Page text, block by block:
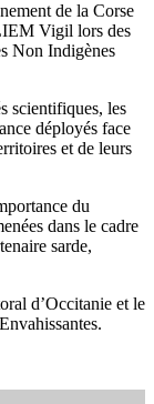
de la Corse
Vigil lors des
Non Indigènes
scientifiques, les
déployés face
et de leurs
du
dans le cadre
sarde,
d’Occitanie et le